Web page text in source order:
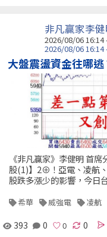
非凡贏家李
2026/08/06 16:14
2026/08/06
大盤震盪資金往哪
《非凡贏家》李健明 首
股(1)】2⊕！亞電、凌航
股跌多漲少的影響，今日
希華 威強電 凌航
393 0 0